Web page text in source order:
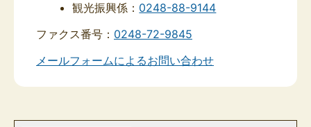
観光振興係： 0248-88-9144
ファクス番号： 0248-72-9845
メールフォームによるお問い合わせ